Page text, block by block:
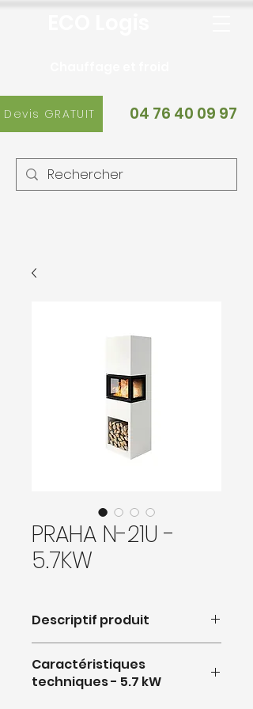
Devis GRATUIT 04 76 40 09 97
PRAHA N-21U -
5.7KW
Descriptif produit
Caractéristiques
techniques - 5.7 kW